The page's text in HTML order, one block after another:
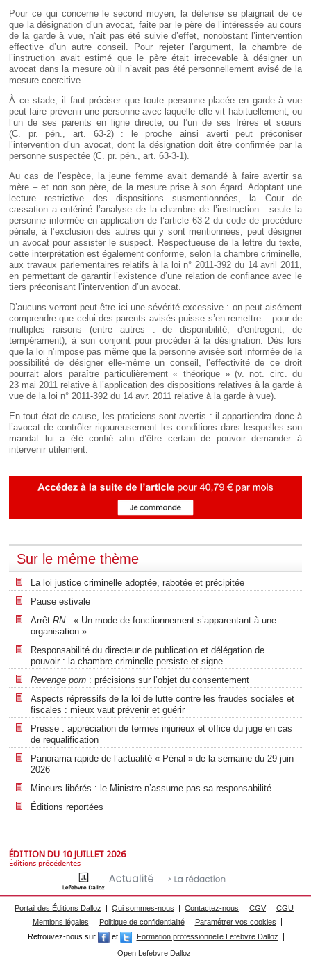
Pour ce qui concerne le second moyen, la défense se plaignait de ce
que la désignation d’un avocat, faite par le père de l’intéressée au cours
de la garde à vue, n’ait pas été suivie d’effet, nonobstant l’intervention
effective d’un autre conseil. Pour rejeter l’argument, la chambre de
l’instruction avait estimé que le père était irrecevable à désigner un
avocat dans la mesure où il n’avait pas été personnellement avisé de la
mesure coercitive.
À ce stade, il faut préciser que toute personne placée en garde à vue
peut faire prévenir une personne avec laquelle elle vit habituellement, ou
l’un de ses parents en ligne directe, ou l’un de ses frères et sœurs
(C. pr. pén., art. 63-2) : le proche ainsi averti peut préconiser
l’intervention d’un avocat, dont la désignation doit être confirmée par la
personne suspectée (C. pr. pén., art. 63-3-1).
Au cas de l’espèce, la jeune femme avait demandé à faire avertir sa
mère – et non son père, de la mesure prise à son égard. Adoptant une
lecture restrictive des dispositions susmentionnées, la Cour de
cassation a entériné l’analyse de la chambre de l’instruction : seule la
personne informée en application de l’article 63-2 du code de procédure
pénale, à l’exclusion des autres qui y sont mentionnées, peut désigner
un avocat pour assister le suspect. Respectueuse de la lettre du texte,
cette interprétation est également conforme, selon la chambre criminelle,
aux travaux parlementaires relatifs à la loi n° 2011-392 du 14 avril 2011,
en permettant de garantir l’existence d’une relation de confiance avec le
tiers préconisant l’intervention d’un avocat.
D’aucuns verront peut-être ici une sévérité excessive : on peut aisément
comprendre que celui des parents avisés puisse s’en remettre – pour de
multiples raisons (entre autres : de disponibilité, d’entregent, de
tempérament), à son conjoint pour procéder à la désignation. Dès lors
que la loi n’impose pas même que la personne avisée soit informée de la
possibilité́ de désigner elle-même un conseil, l’effectivité de ce droit
pourrait alors paraître particulièrement « théorique » (v. not. circ. du
23 mai 2011 relative à l’application des dispositions relatives à la garde à
vue de la loi n° 2011-392 du 14 avr. 2011 relative à la garde à vue).
En tout état de cause, les praticiens sont avertis : il appartiendra donc à
l’avocat de contrôler rigoureusement les conditions dans lesquelles son
mandat lui a été confié afin d’être certain de pouvoir demander à
intervenir utilement.
Sur le même thème
La loi justice criminelle adoptée, rabotée et précipitée
Pause estivale
Arrêt RN: « Un mode de fonctionnement s’apparentant à une
organisation »
Responsabilité du directeur de publication et délégation de
pouvoir : la chambre criminelle persiste et signe
Revenge porn : précisions sur l’objet du consentement
Aspects répressifs de la loi de lutte contre les fraudes sociales et
fiscales : mieux vaut prévenir et guérir
Presse : appréciation de termes injurieux et office du juge en cas
de requalification
Panorama rapide de l’actualité « Pénal » de la semaine du 29 juin
2026
Mineurs libérés : le Ministre n’assume pas sa responsabilité
Éditions reportées
ÉDITION DU 10 JUILLET 2026
Éditions précédentes
Portail des Éditions Dalloz Qui sommes-nous Contactez-nous CGV
CGU
Mentions légales
Politique de confidentialité
Paramétrer vos cookies
Retrouvez-nous sur
et
Formation professionnelle Lefebvre Dalloz
Open Lefebvre Dalloz